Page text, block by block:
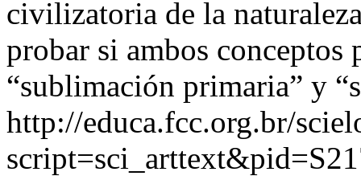
civilizatoria de la
probar si ambos conceptos
“sublimación primaria” y
http://educa.fcc.org.br/